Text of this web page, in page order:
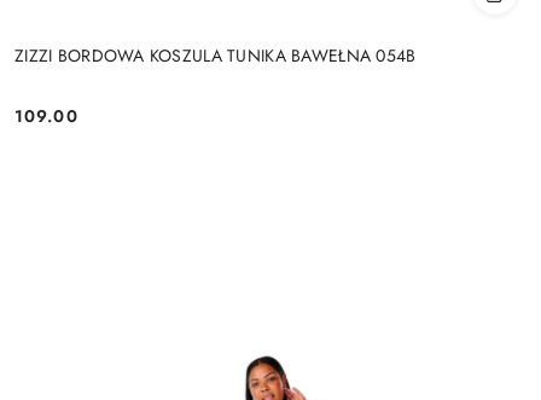
ZIZZI BORDOWA KOSZULA TUNIKA BAWEŁNA 054B
Cena:
109.00